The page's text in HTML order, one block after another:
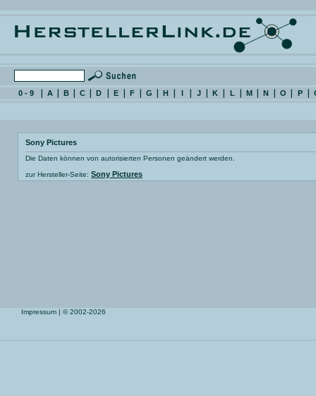
0 - 9 A B C D E F G H I J K L M N O P
Sony Pictures
Die Daten können von autorisierten Personen geändert werden.
zur Hersteller-Seite: Sony Pictures
Impressum | © 2002-2026